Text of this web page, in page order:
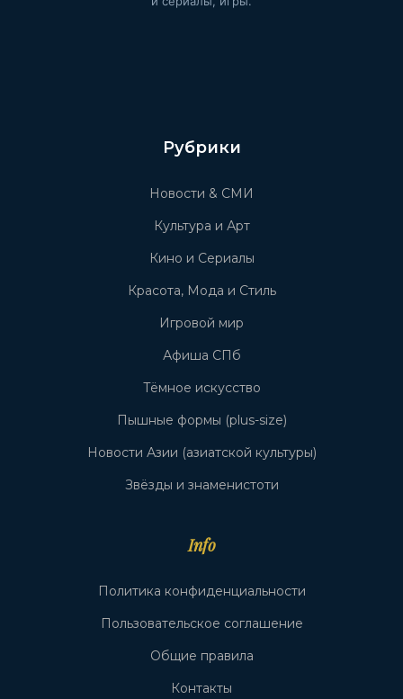
Рубрики
Новости & СМИ
Культура и Арт
Кино и Сериалы
Красота, Мода и Стиль
Игровой мир
Афиша СПб
Тёмное искусство
Пышные формы (plus-size)
Новости Азии (азиатской культуры)
Звёзды и знаменистоти
Info
Политика конфиденциальности
Пользовательское соглашение
Общие правила
Контакты